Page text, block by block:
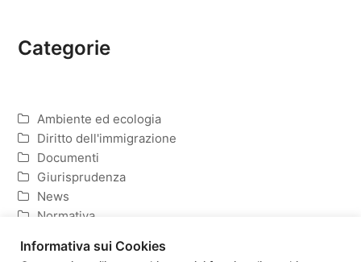
Categorie
Ambiente ed ecologia
Diritto dell'immigrazione
Documenti
Giurisprudenza
News
Normativa
Informativa sui Cookies